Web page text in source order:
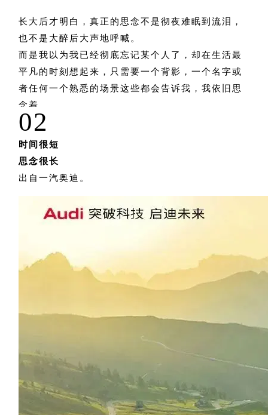
长大后才明白，真正的思念不是彻夜难眠到流泪，
也不是大醉后大声地呼喊。
而是我以为我已经彻底忘记某个人了，却在生活最
平凡的时刻想起来，只需要一个背影，一个名字或
者任何一个熟悉的场景这些都会告诉我，我依旧思
念着。
02
时间很短
思念很长
出自一汽奥迪。